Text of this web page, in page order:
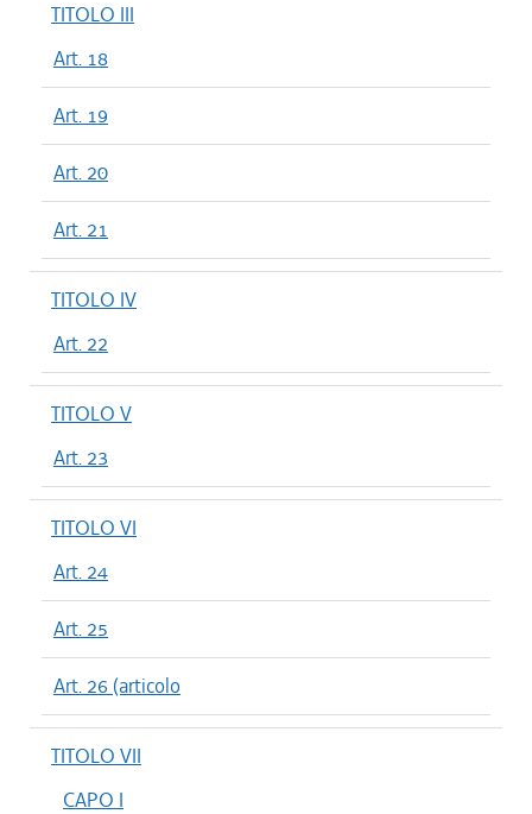
TITOLO III
Art. 18
Art. 19
Art. 20
Art. 21
TITOLO IV
Art. 22
TITOLO V
Art. 23
TITOLO VI
Art. 24
Art. 25
Art. 26 (articolo
TITOLO VII
CAPO I